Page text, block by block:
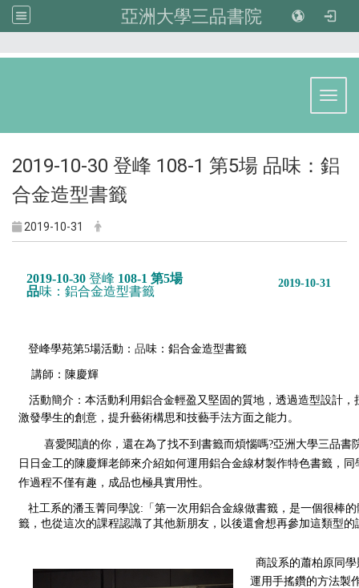
亞洲大學三品書院
2019-10-30 登峰 108-1 第5場 品味：鋁
合金造型書籤
2019-10-31
2019-10-30 登峰 108-1 第5場
品味：鋁合金造型書籤
2019-10-31
登峰學苑第5場活動： 品味：鋁合金造型書籤
講師： 陳慶輝
活動簡介： 本活動利用鋁合金輕盈又堅固的質地，透過造型設計
激發學生的創意，提升藝術構思和技藝手法方面之能力。
喜愛閱讀的你，還在為了找不到書籤而煩惱嗎?亞洲大學三品書
日日金工的陳慶輝老師來介紹如何運用鋁合金線材製作特色書籤，
作過程不僅有趣，成品也極具實用性。
社工系的潘玉菁同學說:「第一次用鋁合金線做書籤，是一個很棒
籤，也從這次的課程認識了其他新朋友，以後還會想再參加這類型的
商設系的蕭柏原同
運用手搖鑽的方法製